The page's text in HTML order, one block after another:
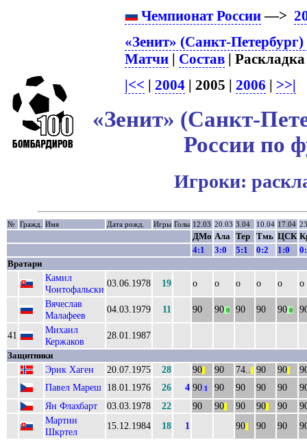
Чемпионат России—>
«Зенит» (Санкт-
Матчи | Состав |
|<< | 2004 | 2005 | 2006 | >>|
«Зенит» (Санкт-
России по
Игроки:
№ Гражд. Имя Дата рожд. Игры Голы 12.03 20.03 3.04 10.04 17.04
ДМо Ала Тер Тмь ЦСК
4:1
3:0 5:1 0:2 1:0
Вратари
Камил
Чонтофальски
03.06.1978 19 о о о о о
о
Вячеслав
Малафеев
04.03.1979 11 90 90 0 90 90 90 0
41
Михаил
Кержаков
28.01.1987
Защитники
Эрик Хаген 20.07.1975 28 90 90 74.. 90 90
Павел Мареш 18.01.1976 26 4 90 1 90 90 90 90
Ян Флахбарт
03.03.1978 22 90 90 90 90 90
Мартин
Шкртел
15.12.1984 18 1 90 90 90